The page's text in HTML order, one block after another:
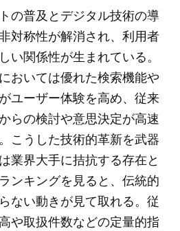
の普及とデジタル技術の導
対称性が解消され、利用者
い関係性が生まれている。
おいては優れた検索機能や
ユーザー体験を高め、従来
らの検討や意思決定が高速
こうした技術的革新を武器
業界大手に拮抗する存在と
ンキングを見ると、伝統的
ない動きが見て取れる。従
や取扱件数などの定量的指